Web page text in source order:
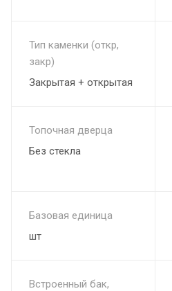
Тип каменки (откр,
закр)
Закрытая + открытая
Топочная дверца
Без стекла
Базовая единица
шт
Встроенный бак,